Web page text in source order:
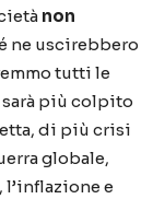
non
ne uscirebbero
tutti le
più colpito
di più crisi
globale,
e